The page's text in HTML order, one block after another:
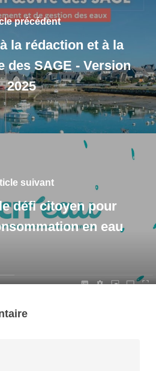
précédent
la rédaction et à la
des SAGE - Version
2025
suivant
défi citoyen pour
en eau